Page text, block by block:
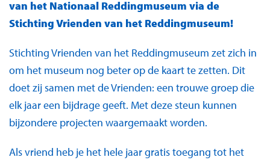
van het Nationaal Reddingmuseum via de
Stichting Vrienden van het Reddingmuseum!
Stichting Vrienden van het Reddingmuseum zet zich in
om het museum nog beter op de kaart te zetten. Dit
doet zij samen met de Vrienden: een trouwe groep die
elk jaar een bijdrage geeft. Met deze steun kunnen
bijzondere projecten waargemaakt worden.
Als vriend heb je het hele jaar gratis toegang tot het